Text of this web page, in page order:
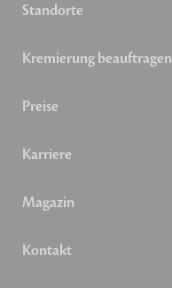
Standorte
Kremierung beauftragen
Preise
Karriere
Magazin
Kontakt